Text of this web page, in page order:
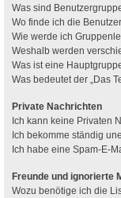
Was sind
Wo finde ich die
Wie werde ich
Weshalb werden
Was ist eine
Was bedeutet der „Das
Private Nachrichten
Ich kann keine Privaten
Ich bekomme ständig
Ich habe eine Spam-E-
Freunde und ignorierte
Wozu benötige ich die